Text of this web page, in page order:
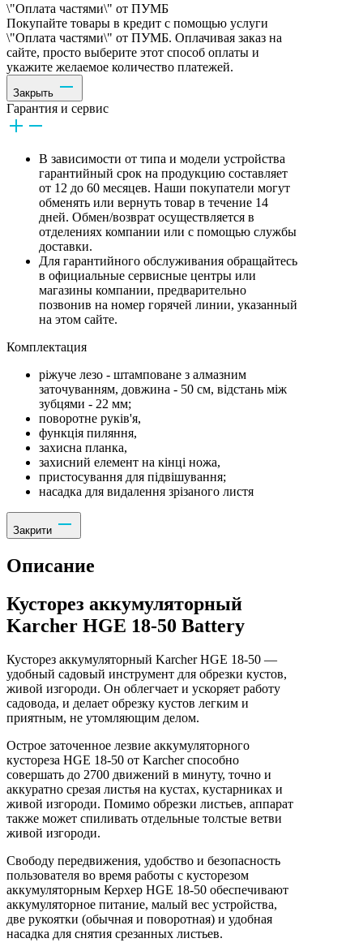
\"Оплата частями\" от ПУМБ
Покупайте товары в кредит с помощью услуги
\"Оплата частями\" от ПУМБ. Оплачивая заказ на
сайте, просто выберите этот способ оплаты и
укажите желаемое количество платежей.
Закрыть
Гарантия и сервис
В зависимости от типа и модели устройства
гарантийный срок на продукцию составляет
от 12 до 60 месяцев. Наши покупатели могут
обменять или вернуть товар в течение 14
дней. Обмен/возврат осуществляется в
отделениях компании или с помощью службы
доставки.
Для гарантийного обслуживания обращайтесь
в официальные сервисные центры или
магазины компании, предварительно
позвонив на номер горячей линии, указанный
на этом сайте.
Комплектация
ріжуче лезо - штамповане з алмазним
заточуванням, довжина - 50 см, відстань між
зубцями - 22 мм;
поворотне руків'я,
функція пиляння,
захисна планка,
захисний елемент на кінці ножа,
пристосування для підвішування;
насадка для видалення зрізаного листя
Закрити
Описание
Кусторез аккумуляторный
Karcher HGE 18-50 Battery
Кусторез аккумуляторный Karcher HGE 18-50 —
удобный садовый инструмент для обрезки кустов,
живой изгороди. Он облегчает и ускоряет работу
садовода, и делает обрезку кустов легким и
приятным, не утомляющим делом.
Острое заточенное лезвие аккумуляторного
кустореза HGE 18-50 от Karcher способно
совершать до 2700 движений в минуту, точно и
аккуратно срезая листья на кустах, кустарниках и
живой изгороди. Помимо обрезки листьев, аппарат
также может спиливать отдельные толстые ветви
живой изгороди.
Свободу передвижения, удобство и безопасность
пользователя во время работы с кусторезом
аккумуляторным Керхер HGE 18-50 обеспечивают
аккумуляторное питание, малый вес устройства,
две рукоятки (обычная и поворотная) и удобная
насадка для снятия срезанных листьев.